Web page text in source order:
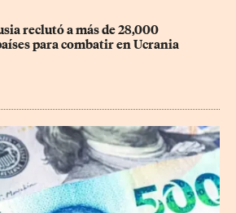
reclutó a más de 28,000
para combatir en Ucrania